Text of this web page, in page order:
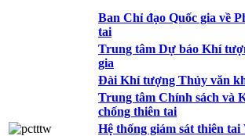
Ban Chỉ đạo Quốc gia về
tai
Trung tâm Dự báo Khí
gia
Đài Khí tượng Thủy văn
Trung tâm Chính sách và
chống thiên tai
Hệ thống giám sát thiên tai